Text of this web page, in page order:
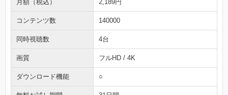
月額（税込） 2,189円
コンテンツ数 140000
同時視聴数 4台
画質 フルHD / 4K
ダウンロード機能 ○